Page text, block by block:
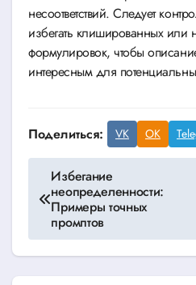
несоответствий. Следует
избегать клишированных или
формулировок, чтобы
интересным для
Поделиться: VK OK
Навигация
по
записям
Избегание
неопределенности:
Примеры точных
промптов